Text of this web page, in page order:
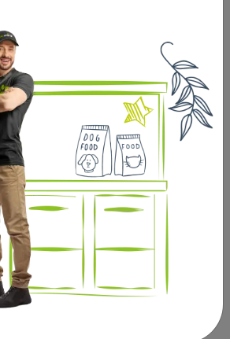
également SemperMin® ou
Classic.............Müsli..........Energy
10,00 %........ 10,00 %........ 10,00 %
%..........4,80 %.......... 6,00 %
%..........9,00 %........ 12,00 %
%..........9,00 %........ 11,00 %
68 g/kg........ 78 g/kg........ 80
11,0 MJ/kg...11,5 MJ/kg...10,0 MJ/kg
10,2 MJ/kg...10,5 MJ/kg.....9,2
%........23,00 %........ 12,70 %
%..........9,00 %.......... 8,70 %
%..........1,10 %.......... 1,40 %